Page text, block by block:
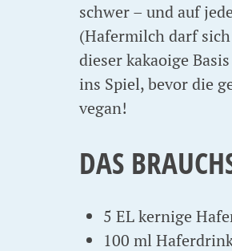
schwer – und auf
(Hafermilch darf
dieser kakaoige
ins Spiel, bevor die
vegan!
DAS
5 EL kernige
100 ml